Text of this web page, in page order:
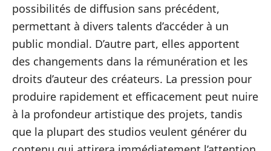
possibilités de diffusion sans précédent,
permettant à divers talents d’accéder à un
public mondial. D’autre part, elles apportent
des changements dans la rémunération et les
droits d’auteur des créateurs. La pression pour
produire rapidement et efficacement peut nuire
à la profondeur artistique des projets, tandis
que la plupart des studios veulent générer du